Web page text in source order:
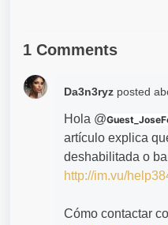
1 Comments
Da3n3ryz posted
Hola @
artículo explica
deshabilitada o
http://im.vu/
Cómo contactar